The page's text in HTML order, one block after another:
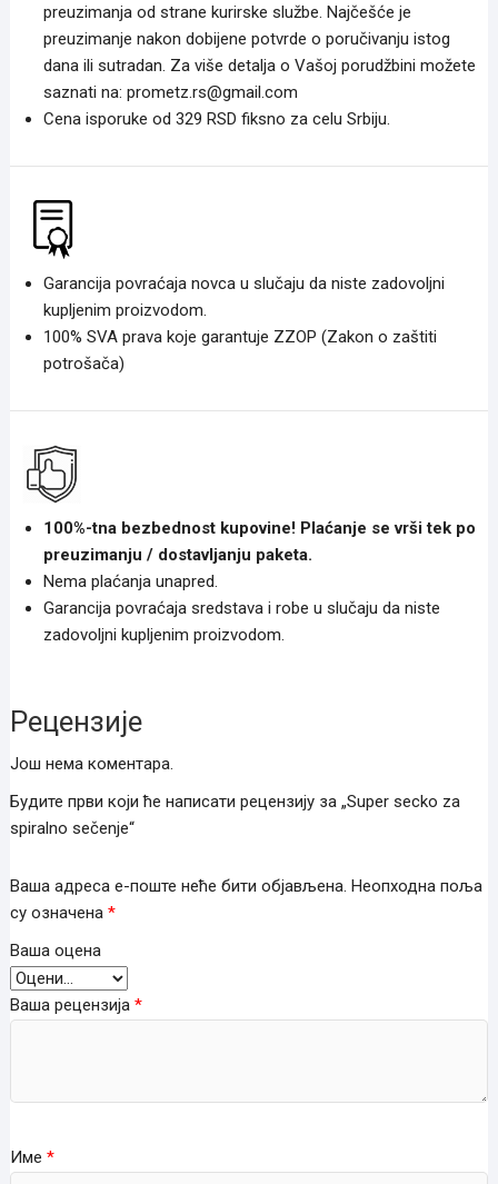
preuzimanja od strane kurirske službe. Najčešće je
preuzimanje nakon dobijene potvrde o poručivanju istog
dana ili sutradan. Za više detalja o Vašoj porudžbini možete
saznati na: prometz.rs@gmail.com
Cena isporuke od 329 RSD fiksno za celu Srbiju.
Garancija povraćaja novca u slučaju da niste zadovoljni
kupljenim proizvodom.
100% SVA prava koje garantuje ZZOP (Zakon o zaštiti
potrošača)
100%-tna bezbednost kupovine! Plaćanje se vrši tek po
preuzimanju / dostavljanju paketa.
Nema plaćanja unapred.
Garancija povraćaja sredstava i robe u slučaju da niste
zadovoljni kupljenim proizvodom.
Рецензије
Још нема коментара.
Будите први који ће написати рецензију за „Super secko za
spiralno sečenje“
Ваша адреса е-поште неће бити објављена. Неопходна поља
су означена *
Ваша оцена
Ваша рецензија *
Име *